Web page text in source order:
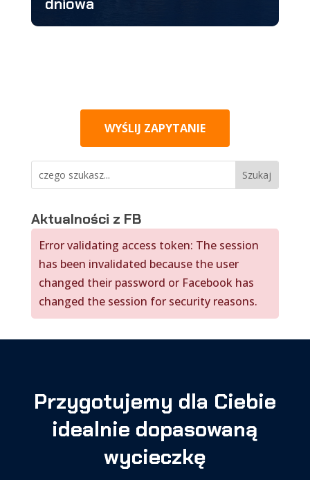
dniowa
WYŚLIJ ZAPYTANIE
Aktualności z FB
Error validating access token: The session
has been invalidated because the user
changed their password or Facebook has
changed the session for security reasons.
Przygotujemy dla Ciebie
idealnie dopasowaną
wycieczkę